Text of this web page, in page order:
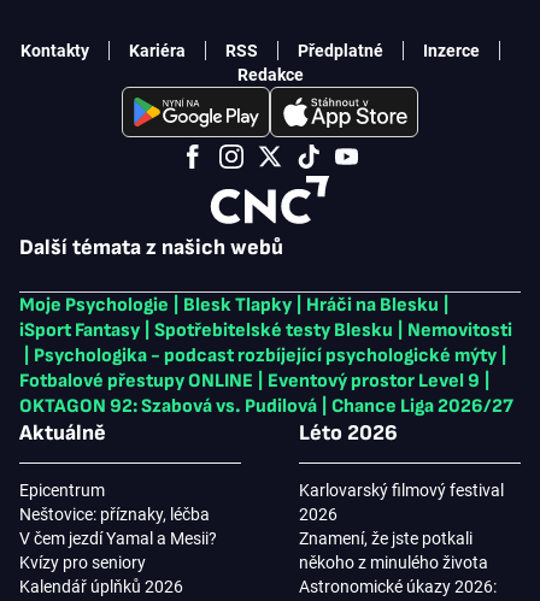
Další témata z našich webů
Moje Psychologie Blesk Tlapky Hráči na Blesku
iSport Fantasy
Spotřebitelské testy Blesku
Nemovitosti
Psychologika - podcast rozbíjející psychologické mýty
Fotbalové přestupy ONLINE
Eventový prostor Level 9
OKTAGON 92: Szabová vs. Pudilová
Chance Liga 2026/27
Aktuálně
Epicentrum
Neštovice: příznaky, léčba
V čem jezdí Yamal a Mesii?
Kvízy pro seniory
Kalendář úplňků 2026
Léto 2026
Karlovarský filmový festival
2026
Znamení, že jste potkali
někoho z minulého života
Astronomické úkazy 2026:
Kontakty Kariéra RSS Předplatné
Inzerce
Redakce